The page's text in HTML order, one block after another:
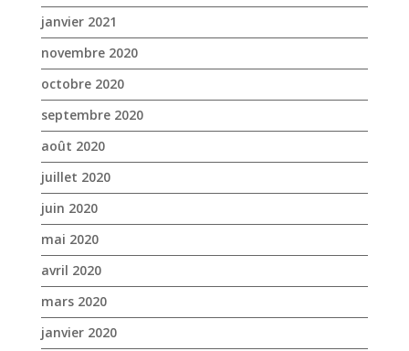
janvier 2021
novembre 2020
octobre 2020
septembre 2020
août 2020
juillet 2020
juin 2020
mai 2020
avril 2020
mars 2020
janvier 2020